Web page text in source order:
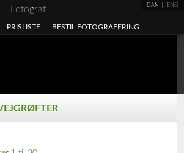
DAN ENG
Fotograf
PRISLISTE BESTIL FOTOGRAFERING